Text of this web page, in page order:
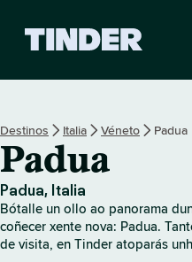
r
e
Destinos Italia Véneto Padua
Padua
Padua, Italia
Bótalle un ollo ao panorama
coñecer xente nova: Padua.
de visita, en Tinder atoparás